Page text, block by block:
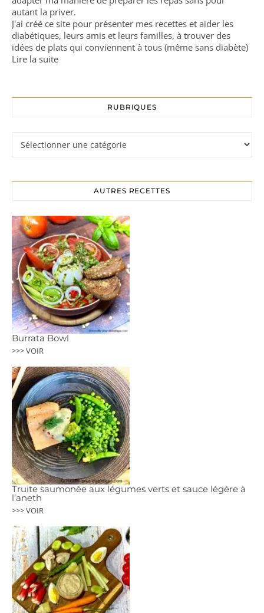
autant la priver.
J'ai créé ce site pour présenter mes recettes et aider les
diabétiques, leurs amis et leurs familles, à trouver des
idées de plats qui conviennent à tous (même sans diabète)
Lire la suite
RUBRIQUES
AUTRES RECETTES
Burrata Bowl
>>> VOIR
Truite saumonée aux légumes verts et sauce légère à
l’aneth
>>> VOIR